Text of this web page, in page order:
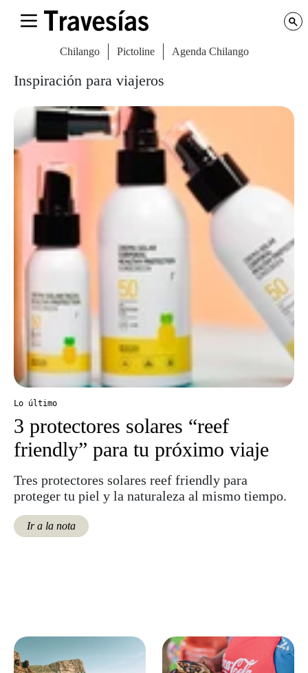
Chilango Pictoline Agenda Chilango
Inspiración para viajeros
Lo último
3 protectores solares “reef
friendly” para tu próximo viaje
Tres protectores solares reef friendly para
proteger tu piel y la naturaleza al mismo tiempo.
Ir a la nota